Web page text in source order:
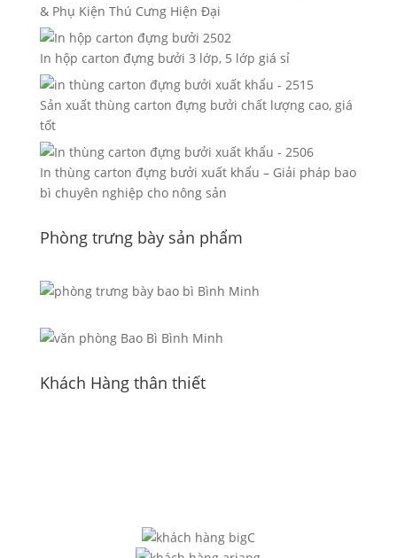
& Phụ Kiện Thú Cưng Hiện Đại
In hộp carton đựng bưởi 3 lớp, 5 lớp giá sỉ
Sản xuất thùng carton đựng bưởi chất lượng cao, giá
tốt
In thùng carton đựng bưởi xuất khẩu – Giải pháp bao
bì chuyên nghiệp cho nông sản
Phòng trưng bày sản phẩm
Khách Hàng thân thiết